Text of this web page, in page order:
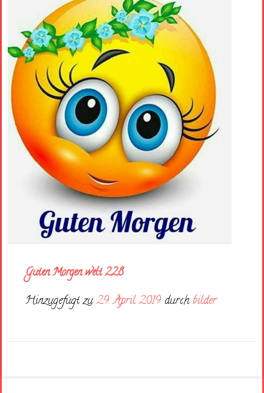
Guten Morgen welt 228
Hinzugefügt zu29. April 2019 durch bilder